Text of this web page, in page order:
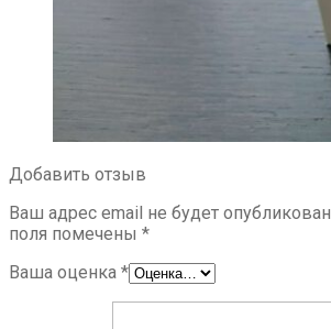
Добавить отзыв
Ваш адрес email не будет опубликован.
поля помечены *
Ваша оценка *